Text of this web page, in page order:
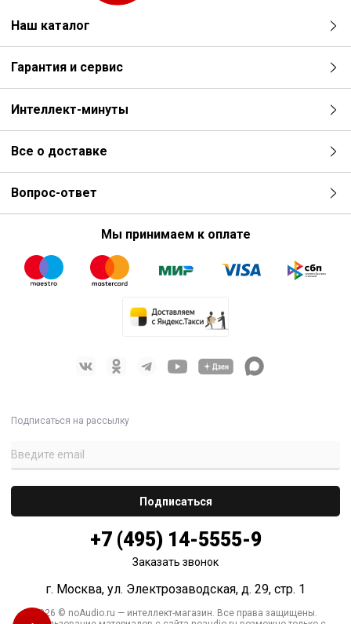
Наш каталог
Гарантия и сервис
Интеллект-минуты
Все о доставке
Вопрос-ответ
Мы принимаем к оплате
Подписаться на рассылку
+7 (495) 14-5555-9
Заказать звонок
г. Москва, ул. Электрозаводская, д. 29, стр. 1
2026 © noAudio.ru — интеллект-магазин. Все права защищены.